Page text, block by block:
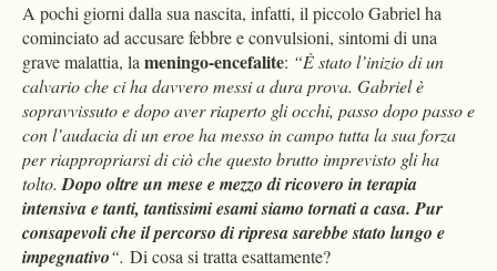
A pochi giorni dalla sua nascita, infatti, il piccolo Gabriel ha
cominciato ad accusare febbre e convulsioni, sintomi di una
grave malattia, lameningo-encefalite: “È stato l’inizio di un
calvario che ci ha davvero messi a dura prova. Gabriel è
sopravvissuto e dopo aver riaperto gli occhi, passo dopo passo e
con l’audacia di un eroe ha messo in campo tutta la sua forza
per riappropriarsi di ciò che questo brutto imprevisto gli ha
tolto.Dopo oltre un mese e mezzo di ricovero in terapia
intensiva e tanti, tantissimi esami siamo tornati a casa. Pur
consapevoli che il percorso di ripresa sarebbe stato lungo e
impegnativo“. Di cosa si tratta esattamente?